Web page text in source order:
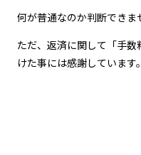
何が普通なのか判断できま
ただ、返済に関して「手
けた事には感謝しています。